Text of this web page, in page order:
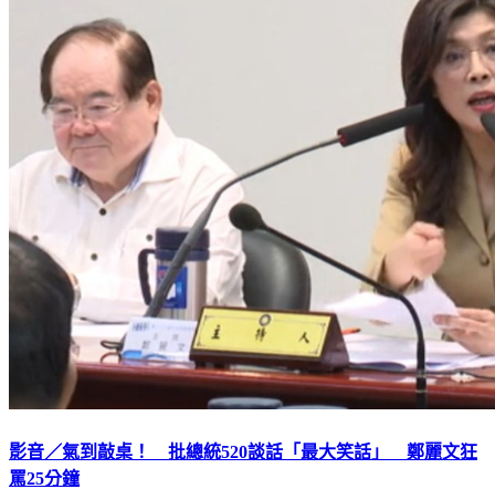
影音／氣到敲桌！ 批總統520談話「最大笑話」 鄭麗文狂
罵25分鐘